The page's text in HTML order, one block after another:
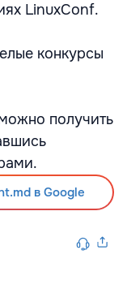
LinuxConf.
конкурсы
получить
в Google